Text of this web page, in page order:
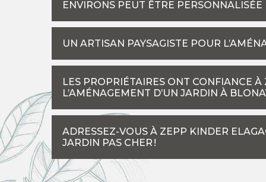
ENVIRONS PEUT ÊTRE PERSONNALISÉE
UN ARTISAN PAYSAGISTE POUR
LES PROPRIÉTAIRES ONT CONFIANCE
L’AMÉNAGEMENT D’UN JARDIN À
ADRESSEZ-VOUS À ZEPP KINDER
JARDIN PAS CHER !